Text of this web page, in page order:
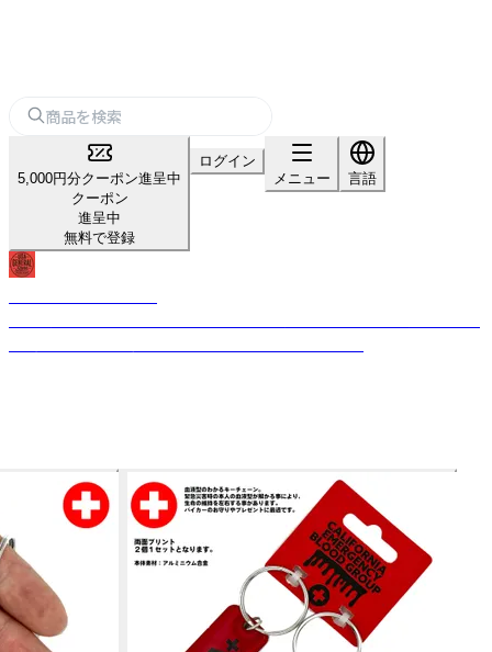
5,000円分クーポン進呈中
クーポン
進呈中
無料で登録
ログイン
メニュー
言語